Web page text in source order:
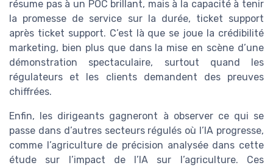
résume pas à un POC brillant, mais à la capacité à tenir
la promesse de service sur la durée, ticket support
après ticket support. C’est là que se joue la crédibilité
marketing, bien plus que dans la mise en scène d’une
démonstration spectaculaire, surtout quand les
régulateurs et les clients demandent des preuves
chiffrées.
Enfin, les dirigeants gagneront à observer ce qui se
passe dans d’autres secteurs régulés où l’IA progresse,
comme l’agriculture de précision analysée dans cette
étude sur l’impact de l’IA sur l’agriculture. Ces